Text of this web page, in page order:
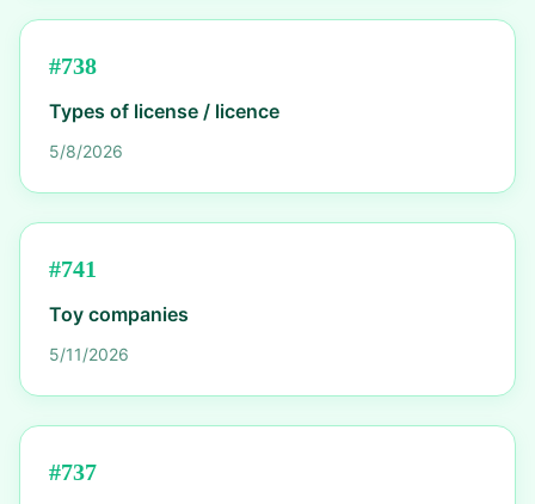
#738
Types of license / licence
5/8/2026
#741
Toy companies
5/11/2026
#737